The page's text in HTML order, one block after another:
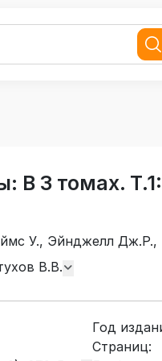
В 3 томах. Т.1:
У., Эйнджелл Дж.Р.,
Д.П., Шульц С.Э.,
Дж., Толмен Э.Ч.,
Л., Зиглер Д.,
М., Рубинштейн
П.Я.
В.В.
Год
Страниц: